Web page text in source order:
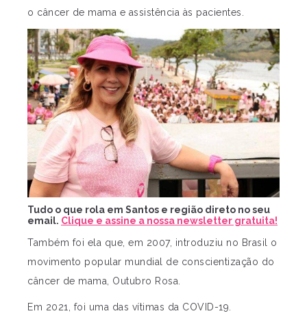
o câncer de mama e assistência às pacientes.
Tudo o que rola em Santos e região direto no seu
email. Clique e assine a nossa newsletter gratuita!
Também foi ela que, em 2007, introduziu no Brasil o
movimento popular mundial de conscientização do
câncer de mama, Outubro Rosa.
Em 2021, foi uma das vítimas da COVID-19.